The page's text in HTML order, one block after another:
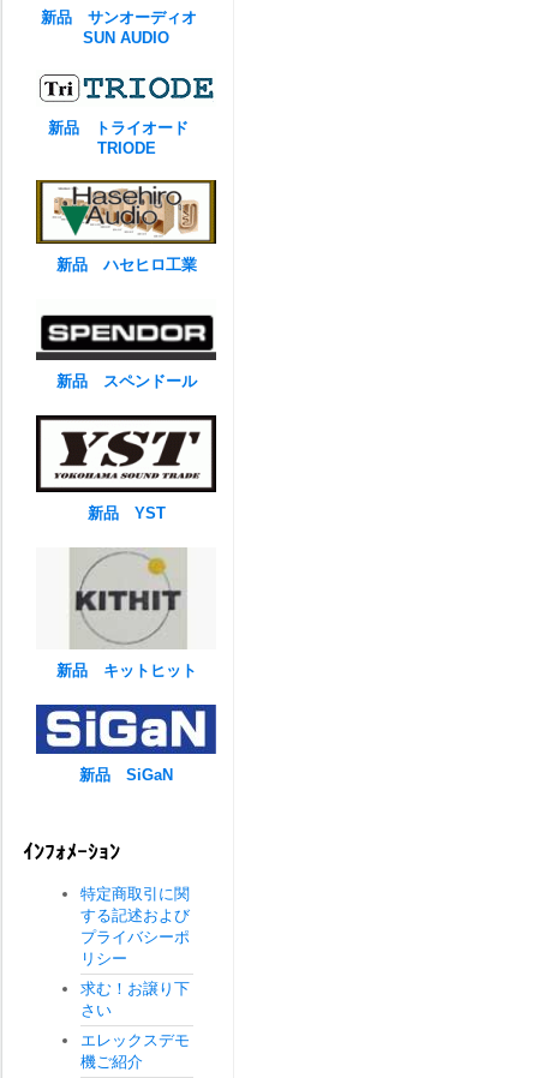
新品 サンオーディオ
SUN AUDIO
新品 トライオード
TRIODE
新品 ハセヒロ工業
新品 スペンドール
新品 YST
新品 キットヒット
新品 SiGaN
ｲﾝﾌｫﾒｰｼｮﾝ
特定商取引に関
する記述および
プライバシーポ
リシー
求む！お譲り下
さい
エレックスデモ
機ご紹介